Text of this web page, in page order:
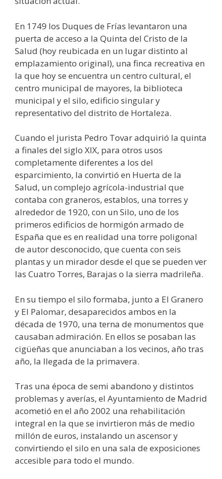
En 1749 los Duques de Frías levantaron una
puerta de acceso a la Quinta del Cristo de la
Salud (hoy reubicada en un lugar distinto al
emplazamiento original), una finca recreativa en
la que hoy se encuentra un centro cultural, el
centro municipal de mayores, la biblioteca
municipal y el silo, edificio singular y
representativo del distrito de Hortaleza.
Cuando el jurista Pedro Tovar adquirió la quinta
a finales del siglo XIX, para otros usos
completamente diferentes a los del
esparcimiento, la convirtió en Huerta de la
Salud, un complejo agrícola-industrial que
contaba con graneros, establos, una torres y
alrededor de 1920, con un Silo, uno de los
primeros edificios de hormigón armado de
España que es en realidad una torre poligonal
de autor desconocido, que cuenta con seis
plantas y un mirador desde el que se pueden ver
las Cuatro Torres, Barajas o la sierra madrileña.
En su tiempo el silo formaba, junto a El Granero
y El Palomar, desaparecidos ambos en la
década de 1970, una terna de monumentos que
causaban admiración. En ellos se posaban las
cigüeñas que anunciaban a los vecinos, año tras
año, la llegada de la primavera.
Tras una época de semi abandono y distintos
problemas y averías, el Ayuntamiento de Madrid
acometió en el año 2002 una rehabilitación
integral en la que se invirtieron más de medio
millón de euros, instalando un ascensor y
convirtiendo el silo en una sala de exposiciones
accesible para todo el mundo.